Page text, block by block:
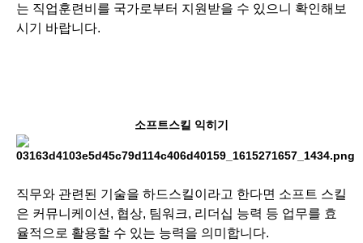
는 직업훈련비를 국가로부터 지원받을 수 있으니 확인해보
시기 바랍니다.
소프트스킬 익히기
직무와 관련된 기술을 하드스킬이라고 한다면 소프트 스킬
은 커뮤니케이션, 협상, 팀워크, 리더십 능력 등 업무를 효
율적으로 활용할 수 있는 능력을 의미합니다.